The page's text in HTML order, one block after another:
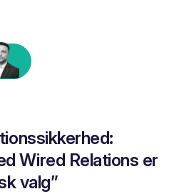
Wired Relations er
valg”